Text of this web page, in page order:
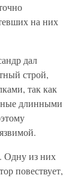
на них
дал
строй,
так как
длинными
Одну из них
повествует,